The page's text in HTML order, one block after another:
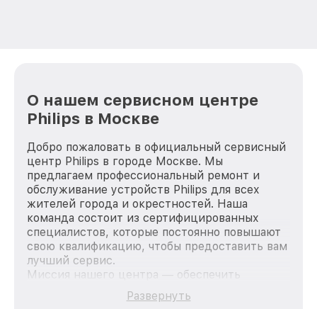
О нашем сервисном центре
Philips в Москве
Добро пожаловать в официальный сервисный
центр Philips в городе Москве. Мы
предлагаем профессиональный ремонт и
обслуживание устройств Philips для всех
жителей города и окрестностей. Наша
команда состоит из сертифицированных
специалистов, которые постоянно повышают
свою квалификацию, чтобы предоставить вам
лучший сервис.
Миссия нашего центра — обеспечить
качественный и доступный ремонт для
каждого пользователя продукции Philips, вне
Развернуть